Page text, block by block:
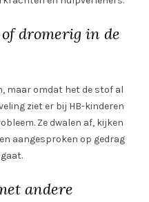
dromerig in de
maar omdat het de stof al
ziet er bij HB-kinderen
Ze dwalen af, kijken
aangesproken op gedrag
andere